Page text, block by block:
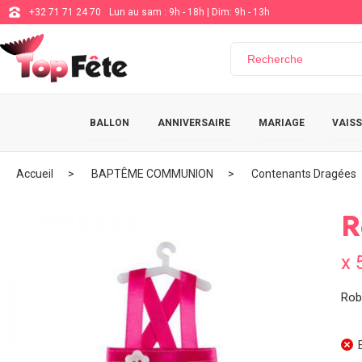
+32 71 71 24 70 Lun au sam : 9h - 18h | Dim: 9h - 13h
BALLON ANNIVERSAIRE MARIAGE
Accueil BAPTÊME COMMUNION Contenants Dragées
x